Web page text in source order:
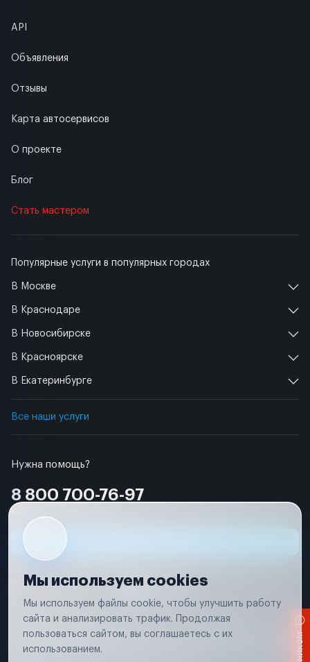
Нужна помощь?
8 800 700-76-97
Популярные услуги в популярных городах
В Москве
В Краснодаре
В Новосибирске
В Красноярске
В Екатеринбурге
Все наши услуги
API
Объявления
Отзывы
Карта автосервисов
О проекте
Блог
Стать мастером
Условия использования
Удаление аккаунта
Вся информация, представленная на сайте, носит исключительно
соответствии с положениями статьи 437 (п. 2) Гражданского кодекса
Мы используем cookies
Мы используем файлы cookie, чтобы улучшить работу
сайта и анализировать трафик. Продолжая
пользоваться сайтом, вы соглашаетесь с их
использованием.